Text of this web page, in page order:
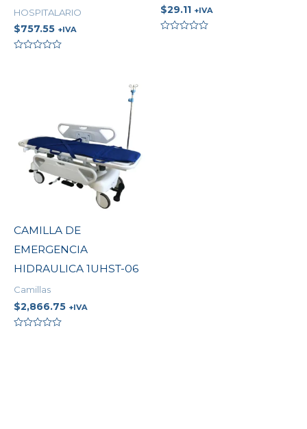
HOSPITALARIO
$757.55 +IVA
$29.11 +IVA
CAMILLA DE
EMERGENCIA
HIDRAULICA 1UHST-06
Camillas
$2,866.75 +IVA